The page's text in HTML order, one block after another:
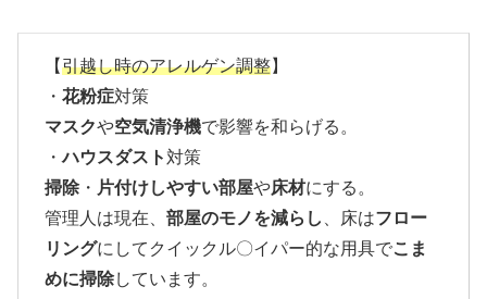
【引越し時のアレルゲン調整】
・ 花粉症対策
マスクや空気清浄機で影響を和らげる。
・ハウスダスト 対策
掃除・ 片付けしやすい部屋や床材にする。
管理人は現在、 部屋のモノを減らし 、床はフロー
リングにしてクイックル〇イパー的な用具でこま
めに掃除しています。